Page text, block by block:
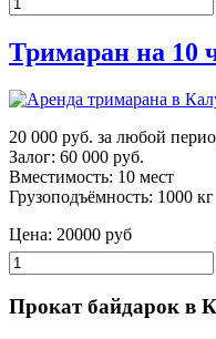
Тримаран на 10
20 000 руб. за любой
Залог: 60 000 руб.
Вместимость: 10 мест
Грузоподъёмность: 1000 кг
Цена: 20000 руб
Прокат байдарок в